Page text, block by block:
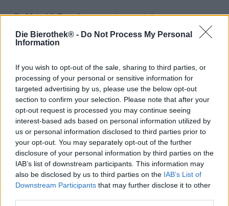
Die Bierothek® - Do Not Process My Personal
Information
If you wish to opt-out of the sale, sharing to third parties, or
processing of your personal or sensitive information for
targeted advertising by us, please use the below opt-out
section to confirm your selection. Please note that after your
opt-out request is processed you may continue seeing
interest-based ads based on personal information utilized by
us or personal information disclosed to third parties prior to
your opt-out. You may separately opt-out of the further
disclosure of your personal information by third parties on the
IAB’s list of downstream participants. This information may
also be disclosed by us to third parties on the IAB’s List of
Downstream Participants that may further disclose it to other
Da Maisel & Friends per te e i tuoi amici!
Il birrificio Maisel & Friends di Bayreuth è noto per la sua
ottima birra artigianale e la grande passione per la buona
forte, prodotte con competenza e con i migliori ingredienti
selezionati manualmente. Tutti nel settore della birra
artigianale conoscono il birrificio della Franconia: lo
conoscete già?
Se hai risposto “no” a questa domanda, allora il pacchetto
birra Maisel & Friends è l’occasione ideale per conoscere
il birrificio e le sue raffinate creazioni. Nella confezione
troverai un’eccellente selezione di birre artigianali e
classiche speziate che rappresentano meravigliosamente
l’offerta del birrificio e ti ispireranno con la loro arte
birraria.